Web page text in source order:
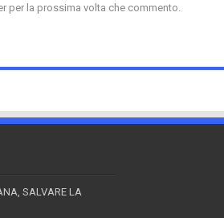
per la prossima volta che commento.
SALVARE LA